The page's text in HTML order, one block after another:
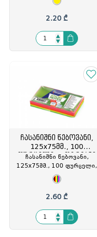
FO42016, FOP-420166
2.20 ₾
ჩასანიშნი წებოვანი,
125x75მმ., 100
ფურცელი, 4 ფერიანი
ჩასანიშნი წებოვანი,
125x75მმ., 100 ფურცელი,
4 ფერიანი, ნეონი, Forpus,
FO42059, FOP-420593
2.60 ₾